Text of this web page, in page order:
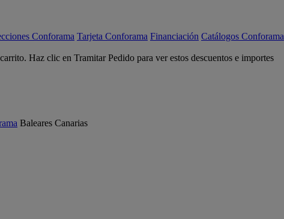
Conforama Tarjeta Conforama Financiación Catálogos Conforama
Haz clic en Tramitar Pedido para ver estos descuentos e importes
Baleares Canarias